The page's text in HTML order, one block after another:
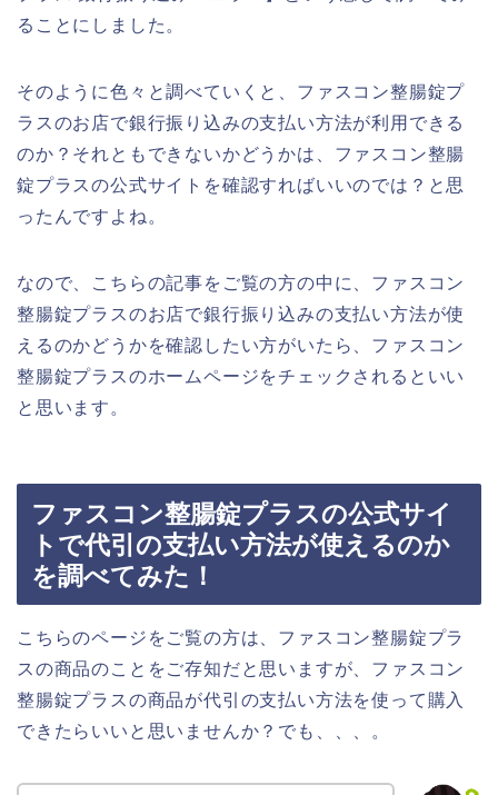
ることにしました。
そのように色々と調べていくと、ファスコン整腸錠プ
ラスのお店で銀行振り込みの支払い方法が利用できる
のか？それともできないかどうかは、ファスコン整腸
錠プラスの公式サイトを確認すればいいのでは？と思
ったんですよね。
なので、こちらの記事をご覧の方の中に、ファスコン
整腸錠プラスのお店で銀行振り込みの支払い方法が使
えるのかどうかを確認したい方がいたら、ファスコン
整腸錠プラスのホームページをチェックされるといい
と思います。
ファスコン整腸錠プラスの公式サイ
トで代引の支払い方法が使えるのか
を調べてみた！
こちらのページをご覧の方は、ファスコン整腸錠プラ
スの商品のことをご存知だと思いますが、ファスコン
整腸錠プラスの商品が代引の支払い方法を使って購入
できたらいいと思いませんか？でも、、、。